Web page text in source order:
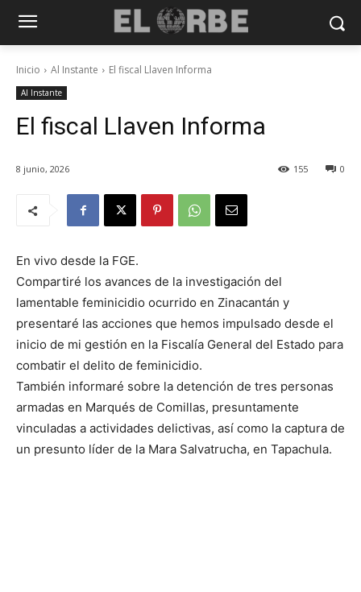
Inicio Al Instante El fiscal Llaven Informa
Al Instante
El fiscal Llaven Informa
8 junio, 2026 0
155
En vivo desde la FGE.
Compartiré los avances de la investigación del
lamentable feminicidio ocurrido en Zinacantán y
presentaré las acciones que hemos impulsado desde el
inicio de mi gestión en la Fiscalía General del Estado para
combatir el delito de feminicidio.
También informaré sobre la detención de tres personas
armadas en Marqués de Comillas, presuntamente
vinculadas a actividades delictivas, así como la captura de
un presunto líder de la Mara Salvatrucha, en Tapachula.